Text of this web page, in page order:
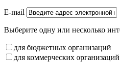
E-mail
Выберите одну или несколько
для бюджетных организаций
для коммерческих организаций